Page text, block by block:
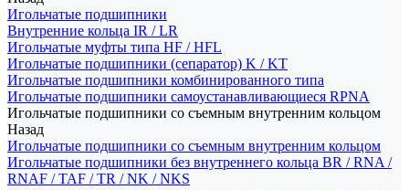
Игольчатые подшипники
Внутренние кольца IR / LR
Игольчатые муфты типа HF / HFL
Игольчатые подшипники (сепаратор) K / KT
Игольчатые подшипники комбинированного типа
Игольчатые подшипники самоустанавливающиеся RPNA
Игольчатые подшипники со съемным внутренним кольцом
Назад
Игольчатые подшипники со съемным внутренним кольцом
Игольчатые подшипники без внутреннего кольца BR / RNA /
RNAF / TAF / TR / NK / NKS